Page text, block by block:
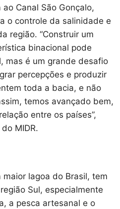
Canal São Gonçalo,
o controle da salinidade e
região. “Construir um
binacional pode
mas é um grande desafio
percepções e produzir
toda a bacia, e não
temos avançado bem,
entre os países”,
MIDR.
maior lagoa do Brasil, tem
Sul, especialmente
a pesca artesanal e o